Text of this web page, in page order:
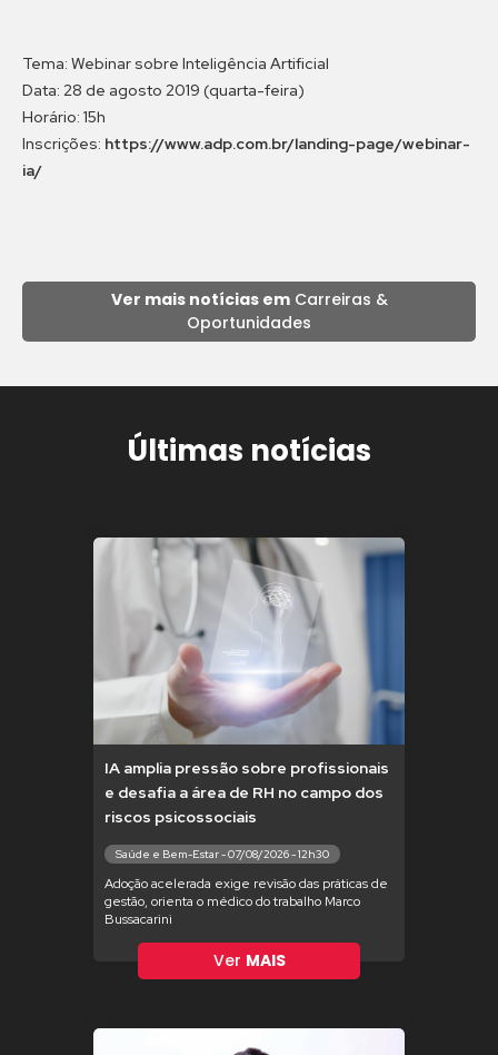
Tema: Webinar sobre Inteligência Artificial
Data: 28 de agosto 2019 (quarta-feira)
Horário: 15h
Inscrições: https://www.adp.com.br/landing-page/webinar-
ia/
Ver mais notícias emCarreiras &
Oportunidades
Últimas notícias
IA amplia pressão sobre profissionais
e desafia a área de RH no campo dos
riscos psicossociais
Saúde e Bem-Estar - 07/08/2026 - 12h30
Adoção acelerada exige revisão das práticas de
gestão, orienta o médico do trabalho Marco
Bussacarini
Ver MAIS